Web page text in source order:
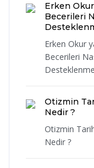
Erken
Becerileri
Erken Okur
Becerileri
Otizmin
Nedir ?
Otizmin
Nedir ?